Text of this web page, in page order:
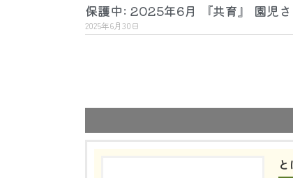
保護中: 2025年6月 『共育』 園児
2025年6月30日